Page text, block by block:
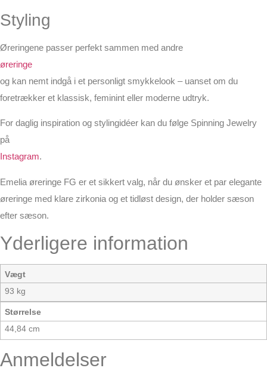
Styling
Øreringene passer perfekt sammen med andre
øreringe
og kan nemt indgå i et personligt smykkelook – uanset om du
foretrækker et klassisk, feminint eller moderne udtryk.
For daglig inspiration og stylingidéer kan du følge Spinning Jewelry
på
Instagram.
Emelia øreringe FG er et sikkert valg, når du ønsker et par elegante
øreringe med klare zirkonia og et tidløst design, der holder sæson
efter sæson.
Yderligere information
Vægt
93 kg
Størrelse
44,84 cm
Anmeldelser